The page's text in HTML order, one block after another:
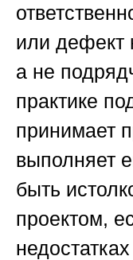
или дефект
а не
практике
принимает
выполняет
быть
проектом,